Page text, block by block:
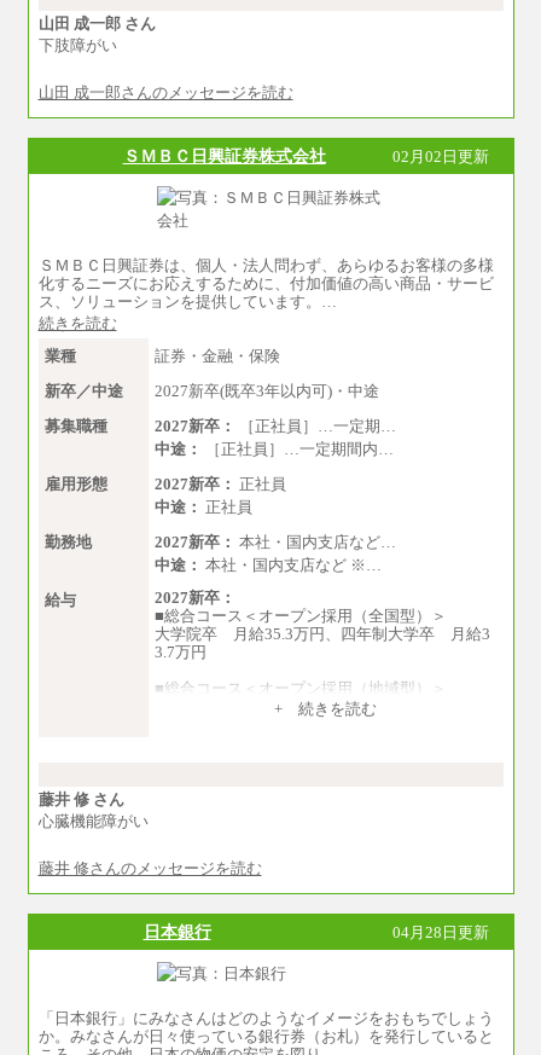
全職種2025年度実績
中途：
※経験、能力を考慮の上、当社規定により
優遇いたします
※自己成長支援金(10,000円）を含む
※別途、Workstyle支援金(月額4,000円）
山田 成一郎 さん
下肢障がい
山田 成一郎さんのメッセージを読む
ＳＭＢＣ日興証券株式会社 02月02日更新
ＳＭＢＣ日興証券は、個人・法人問わず、あらゆるお客様の多様
化するニーズにお応えするために、付加価値の高い商品・サービ
ス、ソリューションを提供しています。…
続きを読む
業種
証券・金融・保険
新卒／中途
2027新卒(既卒3年以内可)・中途
募集職種
2027新卒：
［正社員］…一定期…
中途：
［正社員］…一定期間内…
雇用形態
2027新卒： 正社員
中途： 正社員
勤務地
2027新卒： 本社・国内支店など…
中途： 本社・国内支店など ※…
給与
2027新卒：
■総合コース＜オープン採用（全国型）＞
大学院卒 月給35.3万円、四年制大学卒 月給3
3.7万円
■総合コース＜オープン採用（地域型）＞
大学院卒 月給33.3万円、四年制大学卒 月給3
※上記全てのコースにおいて、退職金前払給：
※試用期間中も給与に変更はございません
中途：
■総合コース＜オープン採用（全国型）＞
大学院卒 月給35.3万円、四年制大学卒 月給3
■総合コース＜オープン採用（地域型）＞
大学院卒 月給33.3万円、四年制大学卒 月給3
+ 続きを読む
藤井 修 さん
心臓機能障がい
藤井 修さんのメッセージを読む
日本銀行 04月28日更新
「日本銀行」にみなさんはどのようなイメージをおもちでしょう
か。みなさんが日々使っている銀行券（お札）を発行していると